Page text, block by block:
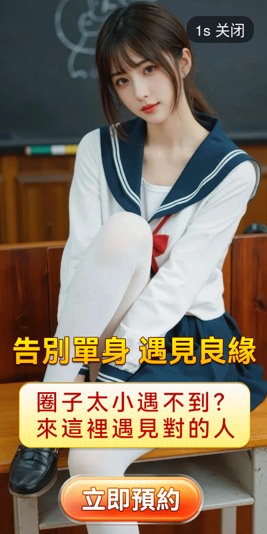
短剧
最热 添加 评分
都市 甜宠 逆袭 玄幻
2025 2024 2023 2022
全部 大陆 香港 台湾 美国 韩国 日本
1s 关闭